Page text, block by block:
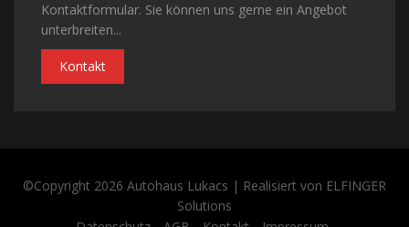
Kontaktformular. Sie können uns gerne ein Angebot
unterbreiten...
Kontakt
©Copyright 2026 Autohaus Lukacs | Realisiert von ELFINGER
Solutions